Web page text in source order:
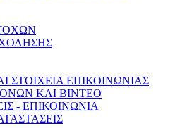
ΣΤΟΙΧΕΙΑ ΕΠΙΚΟΙΝΩΝΙΑΣ
ΚΑΙ ΒΙΝΤΕΟ
- ΕΠΙΚΟΙΝΩΝΙΑ